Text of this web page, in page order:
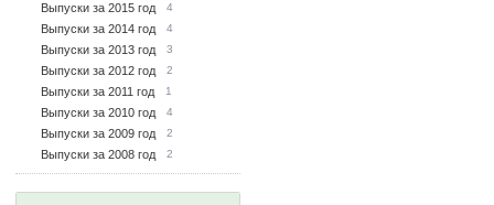
Выпуски за 2015 год 4
Выпуски за 2014 год 4
Выпуски за 2013 год 3
Выпуски за 2012 год 2
Выпуски за 2011 год 1
Выпуски за 2010 год 4
Выпуски за 2009 год 2
Выпуски за 2008 год 2